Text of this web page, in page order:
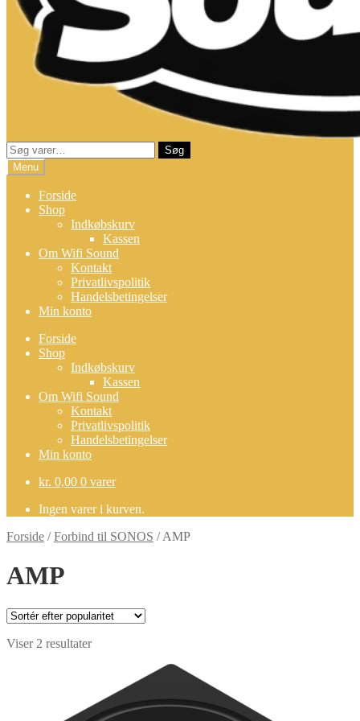
Søg
efter:
Søg
Menu
Forside
Shop
Indkøbskurv
Kassen
Om Wifi Sound
Kontakt
Privatlivspolitik
Handelsbetingelser
Min konto
Forside
Shop
Indkøbskurv
Kassen
Om Wifi Sound
Kontakt
Privatlivspolitik
Handelsbetingelser
Min konto
kr. 0,00 0 varer
Ingen varer i kurven.
Forside /Forbind til SONOS /AMP
AMP
Viser 2 resultaterSorteret